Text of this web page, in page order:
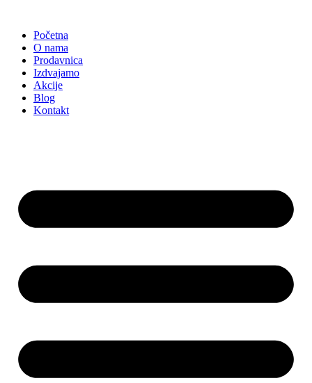
sadržajPočetna
O nama
Prodavnica
Izdvajamo
Akcije
Blog
Kontakt